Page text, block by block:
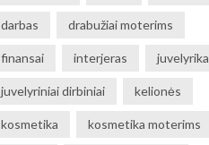
darbas drabužiai moterims
finansai interjeras juvelyrika
juvelyriniai dirbiniai kelionės
kosmetika kosmetika moterims